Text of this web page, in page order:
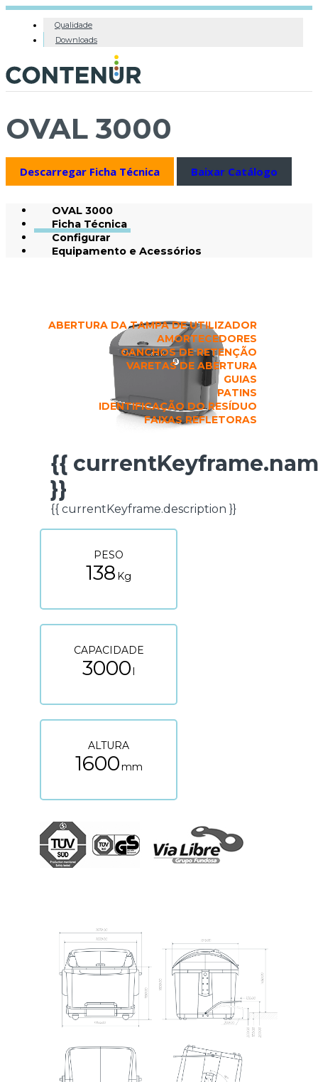
Qualidade
Downloads
OVAL 3000
Descarregar Ficha Técnica Baixar Catálogo
OVAL 3000
Ficha Técnica
Configurar
Equipamento e Acessórios
{{
}}
{{ currentKeyframe.description }}
ABERTURA DA TAMPA DE UTILIZADOR
AMORTECEDORES
GANCHOS DE RETENÇÃO
VARETAS DE ABERTURA
GUIAS
PATINS
IDENTIFICAÇÃO DO RESÍDUO
FAIXAS REFLETORAS
FICHA TÉCNICA
PESO
138Kg
CAPACIDADE
3000l
ALTURA
1600mm